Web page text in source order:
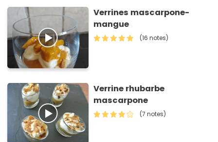
Verrines mascarpone-
mangue
(16 notes)
Verrine rhubarbe
mascarpone
(7 notes)